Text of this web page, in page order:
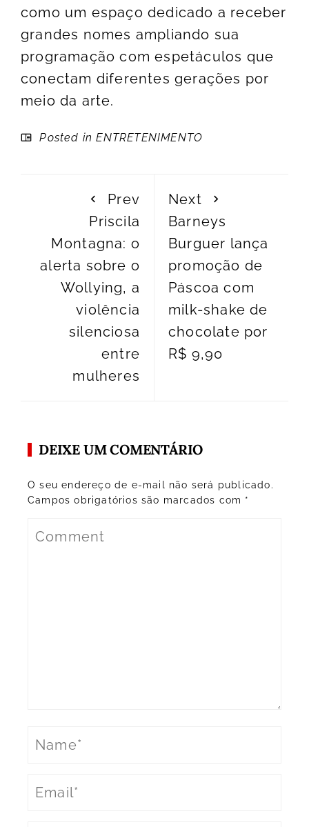
como um espaço dedicado a receber
grandes nomes ampliando sua
programação com espetáculos que
conectam diferentes gerações por
meio da arte.
Posted inENTRETENIMENTO
Prev
Priscila
Montagna: o
alerta sobre o
Wollying, a
violência
silenciosa
entre
mulheres
Next
Barneys
Burguer lança
promoção de
Páscoa com
milk-shake de
chocolate por
R$ 9,90
DEIXE UM COMENTÁRIO
O seu endereço de e-mail não será publicado.
Campos obrigatórios são marcados com *